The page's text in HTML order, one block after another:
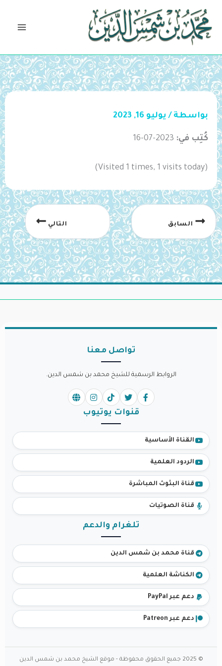
تخطي
المحتوى
بواسطة / يوليو 16, 2023
كُتِب في: 2023-07-16
(Visited 1 times, 1 visits today)
السابق التالي
تواصل معنا
الروابط الرسمية للشيخ محمد بن شمس الدين.
قنوات يوتيوب
القناة الأساسية
الردود العلمية
قناة البثوث المباشرة
قناة الصوتيات
تلغرام والدعم
قناة محمد بن شمس الدين
الكناشة العلمية
دعم عبر PayPal
دعم عبر Patreon
© 2025 جميع الحقوق محفوظة - موقع الشيخ محمد بن شمس الدين